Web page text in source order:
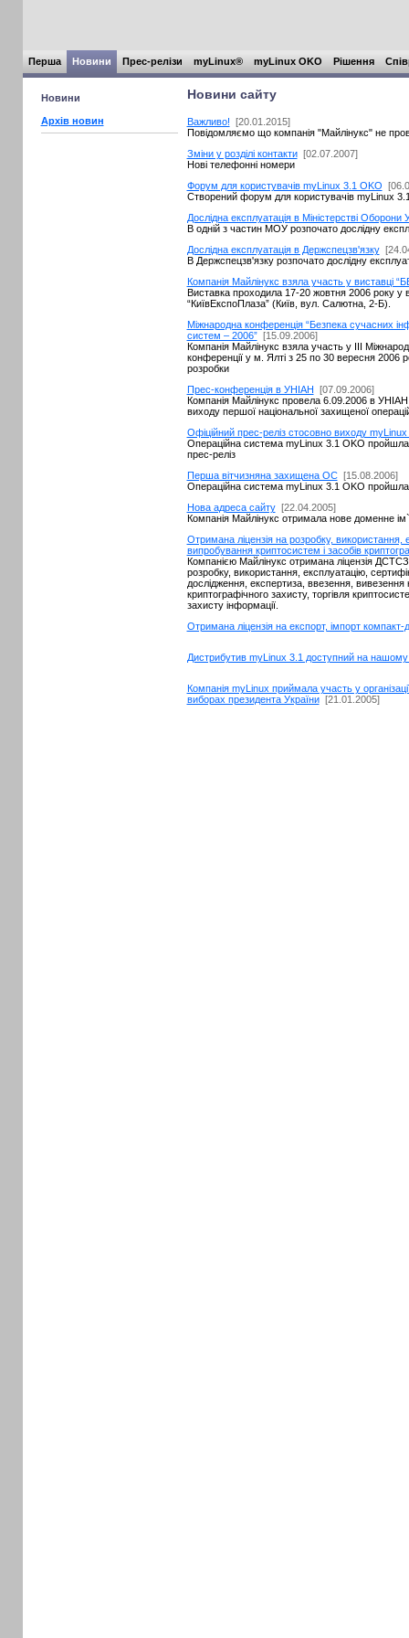
Перша Новини Прес-релізи myLinux® myLinux OKO Рішення
Новини
Архів новин
Новини сайту
Важливо! [20.01.2015]
Повідомляємо що компанія "Майлінукс" не
Зміни у розділі контакти [02.07.2007]
Нові телефонні номери
Форум для користувачів myLinux 3.1 OKO
Створений форум для користувачів myLinux
Дослідна експлуатація в Міністерстві Оборони
В одній з частин МОУ розпочато дослідну
Дослідна експлуатація в Держспецзв'язку
В Держспецзв'язку розпочато дослідну
Компанія Майлінукс взяла участь у виставці
Виставка проходила 17-20 жовтня 2006 року у
“КиївЕкспоПлаза” (Київ, вул. Салютна, 2-Б).
Міжнародна конференція “Безпека сучасних
систем – 2006” [15.09.2006]
Компанія Майлінукс взяла участь у III
конференції у м. Ялті з 25 по 30 вересня 2006
розробки
Прес-конференція в УНІАН [07.09.2006]
Компанія Майлінукс провела 6.09.2006 в
виходу першої національної захищеної
Офіційний прес-реліз стосовно виходу
Операційна система myLinux 3.1 OKO
прес-реліз
Перша вітчизняна захищена ОС [15.08.2006]
Операційна система myLinux 3.1 OKO
Нова адреса сайту [22.04.2005]
Компанія Майлінукс отримала нове доменне
Отримана ліцензія на розробку, використання,
випробування криптосистем і засобів
Компанією Майлінукс отримана ліцензія
розробку, використання, експлуатацію,
дослідження, експертиза, ввезення, вивезення
криптографічного захисту, торгівля
захисту інформації.
Отримана ліцензія на екcпорт, імпорт компакт-
Дистрибутив myLinux 3.1 доступний на нашому
Компанія myLinux приймала участь у
виборах президента України [21.01.2005]